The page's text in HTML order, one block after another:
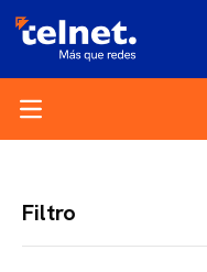
Open main menu
Filtro